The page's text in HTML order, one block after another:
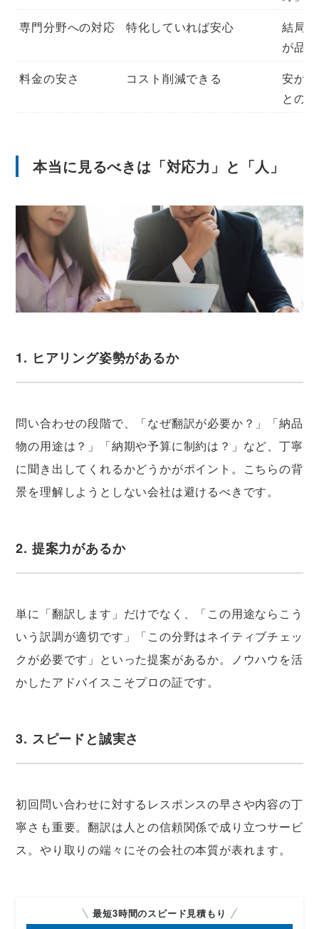
専門分野への対応
特化していれば安心
結局
が品
料金の安さ
コスト削減できる
安か
との
本当に見るべきは「対応力」と「人」
1. ヒアリング姿勢があるか
問い合わせの段階で、「なぜ翻訳が必要か？」「納品
物の用途は？」「納期や予算に制約は？」など、丁寧
に聞き出してくれるかどうかがポイント。こちらの背
景を理解しようとしない会社は避けるべきです。
2. 提案力があるか
単に「翻訳します」だけでなく、「この用途ならこう
いう訳調が適切です」「この分野はネイティブチェッ
クが必要です」といった提案があるか。ノウハウを活
かしたアドバイスこそプロの証です。
3. スピードと誠実さ
初回問い合わせに対するレスポンスの早さや内容の丁
寧さも重要。翻訳は人との信頼関係で成り立つサービ
ス。やり取りの端々にその会社の本質が表れます。
最短3時間のスピード見積もり